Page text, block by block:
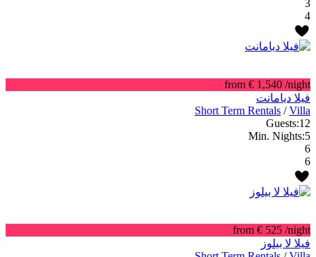
3
4
from € 1,540 /night
فيلا ديامانت
Short Term Rentals /Villa
Guests:12
Min. Nights:5
6
6
from € 525 /night
فيلا لا بيلوز